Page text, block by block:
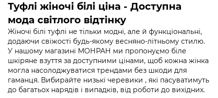
Туфлі жіночі білі ціна - Доступна
мода світлого відтінку
Жіночі білі туфлі не тільки модні, але й функціональні,
додаючи свіжості будь-якому весняно-літньому стилю.
У нашому магазині МОНРАН ми пропонуємо біле
шкіряне взуття за доступними цінами, щоб кожна жінка
могла насолоджуватися трендами без шкоди для
гаманця. Вибирайте низькі черевики , які пасуватимуть
до багатьох нарядів і випадків, від роботи до вихідних.